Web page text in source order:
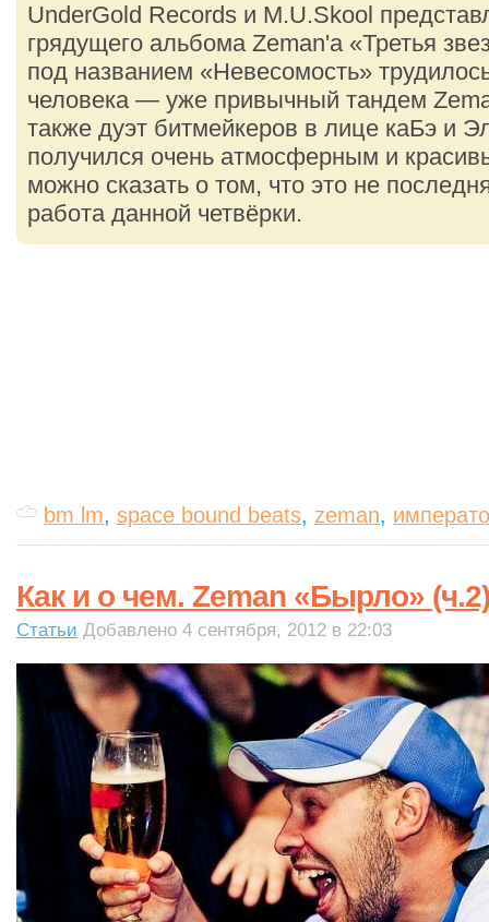
UnderGold Records и M.U.Skool
грядущего альбома Zeman'a «Третья
под названием «Невесомость»
человека — уже привычный тандем
также дуэт битмейкеров в лице каБэ и
получился очень атмосферным и
можно сказать о том, что это не
работа данной четвёрки.
bm lm, space bound beats, zeman,
Как и о чем. Zeman «Бырло» (ч.2)
Статьи Добавлено 4 сентября, 2012 в 22:03